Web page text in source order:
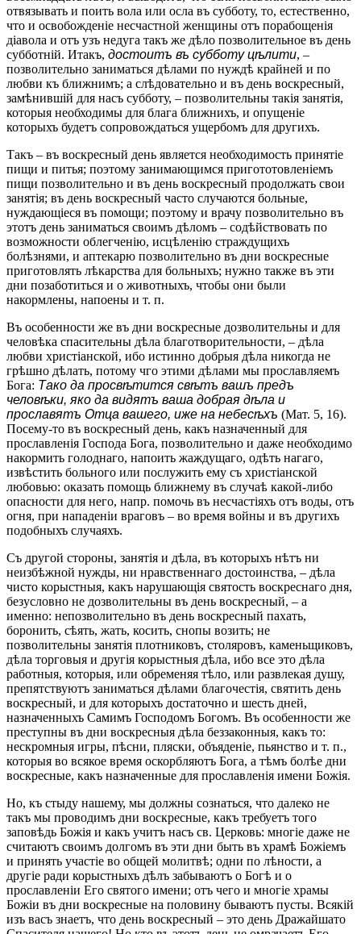
отвязывать и поить вола или осла въ субботу, то, естественно,
что и освобожденіе несчастной женщины отъ порабощенія
діавола и отъ узъ недуга такъ же дѣло позволительное въ день
субботній. Итакъ, достоитъ въ субботу цѣлити, –
позволительно заниматься дѣлами по нуждѣ крайней и по
любви къ ближнимъ; а слѣдовательно и въ день воскресный,
замѣнившій для насъ субботу, – позволительны такія занятія,
которыя необходимы для блага ближнихъ, и опущеніе
которыхъ будетъ сопровождаться ущербомъ для другихъ.
Такъ – въ воскресный день является необходимость принятіе
пищи и питья; поэтому занимающимся пригототовленіемъ
пищи позволительно и въ день воскресный продолжать свои
занятія; въ день воскресный часто случаются больные,
нуждающіеся въ помощи; поэтому и врачу позволительно въ
этотъ день заниматься своимъ дѣломъ – содѣйствовать по
возможности облегченію, исцѣленію страждущихъ
болѣзнями, и аптекарю позволительно въ дни воскресные
приготовлять лѣкарства для больныхъ; нужно также въ эти
дни позаботиться и о животныхъ, чтобы они были
накормлены, напоены и т. п.
Въ особенности же въ дни воскресные дозволительны и для
человѣка спасительны дѣла благотворительности, – дѣла
любви христіанской, ибо истинно добрыя дѣла никогда не
грѣшно дѣлать, потому чго этими дѣлами мы прославляемъ
Бога: Тако да просвѣтится свѣтъ вашъ предъ
человѣки, яко да видятъ ваша добрая дѣла и
прославятъ Отца вашего, иже на небесѣхъ (Мат. 5, 16).
Посему-то въ воскресный день, какъ назначенный для
прославленія Господа Бога, позволительно и даже необходимо
накормить голоднаго, напоить жаждущаго, одѣть нагаго,
извѣстить больного или послужить ему съ христіанской
любовью: оказать помощь ближнему въ случаѣ какой-либо
опасности для него, напр. помочь въ несчастіяхъ отъ воды, отъ
огня, при нападеніи враговъ – во время войны и въ другихъ
подобныхъ случаяхъ.
Съ другой стороны, занятія и дѣла, въ которыхъ нѣтъ ни
неизбѣжной нужды, ни нравственнаго достоинства, – дѣла
чисто корыстныя, какъ нарушающія святость воскреснаго дня,
безусловно не дозволительны въ день воскресный, – а
именно: непозволительно въ день воскресный пахать,
боронить, сѣять, жать, косить, снопы возить; не
позволительны занятія плотниковъ, столяровъ, каменьщиковъ,
дѣла торговыя и другія корыстныя дѣла, ибо все это дѣла
работныя, которыя, или обременяя тѣло, или развлекая душу,
препятствуютъ заниматься дѣлами благочестія, святить день
воскресный, и для которыхъ достаточно и шесть дней,
назначенныхъ Самимъ Господомъ Богомъ. Въ особенности же
преступны въ дни воскресныя дѣла беззаконныя, какъ то:
нескромныя игры, пѣсни, пляски, объяденіе, пьянство и т. п.,
которыя во всякое время оскорбляютъ Бога, а тѣмъ болѣе дни
воскресные, какъ назначенные для прославленія имени Божія.
Но, къ стыду нашему, мы должны сознаться, что далеко не
такъ мы проводимъ дни воскресные, какъ требуетъ того
заповѣдь Божія и какъ учитъ насъ св. Церковь: многіе даже не
считаютъ своимъ долгомъ въ эти дни быть въ храмѣ Божіемъ
и принять участіе во общей молитвѣ; одни по лѣности, а
другіе ради корыстныхъ дѣлъ забываютъ о Богѣ и о
прославленіи Его святого имени; отъ чего и многіе храмы
Божіи въ дни воскресные на половину бываютъ пусты. Всякій
изъ васъ знаетъ, что день воскресный – это день Дражайшато